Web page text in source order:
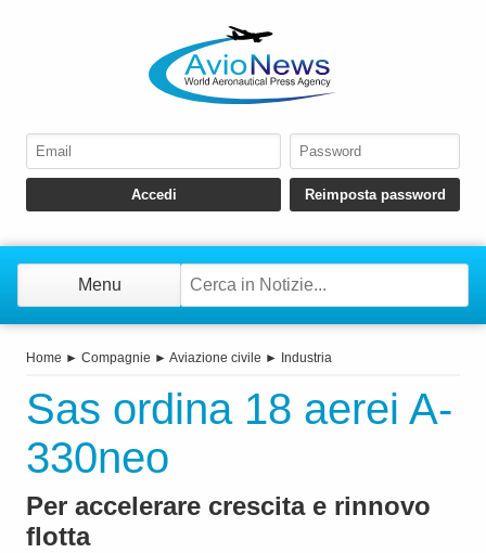
Menu
Home ► Compagnie ► Aviazione civile ► Industria
Sas ordina 18 aerei A-
330neo
Per accelerare crescita e rinnovo
flotta